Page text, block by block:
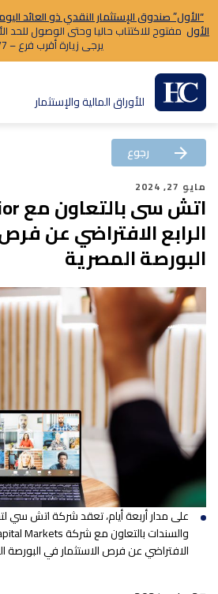
“الأول” صندوق الإستثمار النقدي ذو العائد
الأول مفتوح للاكتتاب حاليا وحتى الوصول للحد
يرجى زيارة أقرب فرع – 19977
للأوراق المالية والإستثمار
arrow_back رجوع
مايو 27, 2024
الرابع الافتراضي عن
البورصة المصرية
على مدار أربعة أيام،تعقد شركة اتش سي
والسندات بالتعاون مع شركةMarkets
الافتراضي عن فرص الاستثمار في البورصة